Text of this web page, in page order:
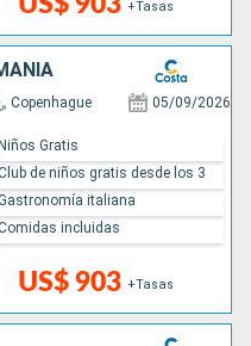
+Tasas
Copenhague 05/09/2026
US$ 903 +Tasas
Gratis
de niños gratis desde los 3
italiana
incluidas